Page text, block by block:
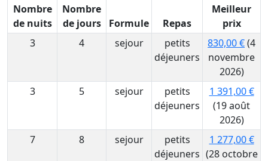
Nombre
de nuits
Nombre
de jours
Formule Repas
Meilleur
prix
3
4 sejour
petits
déjeuners
830,00 €(4
novembre
2026)
3
5 sejour
petits
déjeuners
1 391,00 €
(19 août
2026)
7
8 sejour
petits
déjeuners
1 277,00 €
(28 octobre